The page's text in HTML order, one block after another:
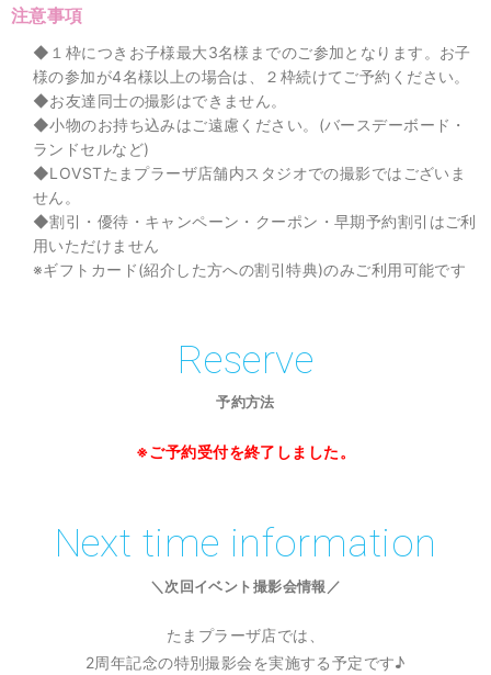
注意事項
◆１枠につきお子様最大3名様までのご参加となります。お子
様の参加が4名様以上の場合は、２枠続けてご予約ください。
◆お友達同士の撮影はできません。
◆小物のお持ち込みはご遠慮ください。(バースデーボード・
ランドセルなど)
◆LOVSTたまプラーザ店舗内スタジオでの撮影ではございま
せん。
◆割引・優待・キャンペーン・クーポン・早期予約割引はご利
用いただけません
※ギフトカード(紹介した方への割引特典)のみご利用可能です
Reserve
予約方法
※ご予約受付を終了しました。
Next time information
＼次回イベント撮影会情報／
たまプラーザ店では、
2周年記念の特別撮影会を実施する予定です♪